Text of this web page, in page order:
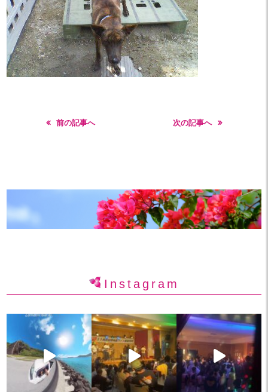
前の記事へ 次の記事へ
Instagram